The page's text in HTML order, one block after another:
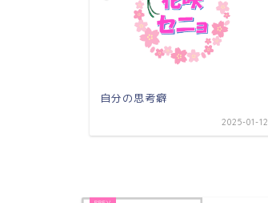
自分の思考癖
2025-01-12